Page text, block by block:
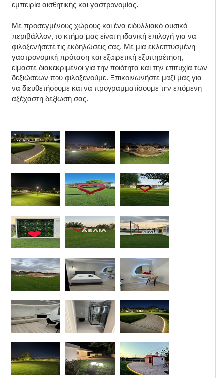
εμπειρία αισθητικής και γαστρονομίας.
Με προσεγμένους χώρους και ένα ειδυλλιακό φυσικό
περιβάλλον, το κτήμα μας είναι η ιδανική επιλογή για να
φιλοξενήσετε τις εκδηλώσεις σας. Με μια εκλεπτυσμένη
γαστρονομική πρόταση και εξαιρετική εξυπηρέτηση,
είμαστε διακεκριμένοι για την ποιότητα και την επιτυχία των
δεξιώσεων που φιλοξενούμε. Επικοινωνήστε μαζί μας για
να διευθετήσουμε και να προγραμματίσουμε την επόμενη
αξέχαστη δεξίωσή σας.